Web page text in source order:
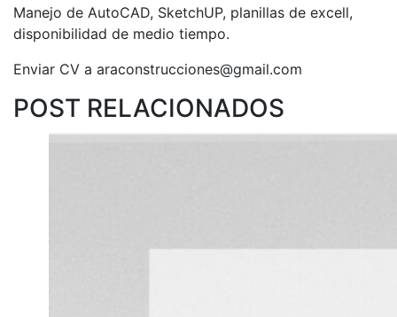
Manejo de AutoCAD, SketchUP, planillas de excell,
disponibilidad de medio tiempo.
Enviar CV a araconstrucciones@gmail.com
POST RELACIONADOS